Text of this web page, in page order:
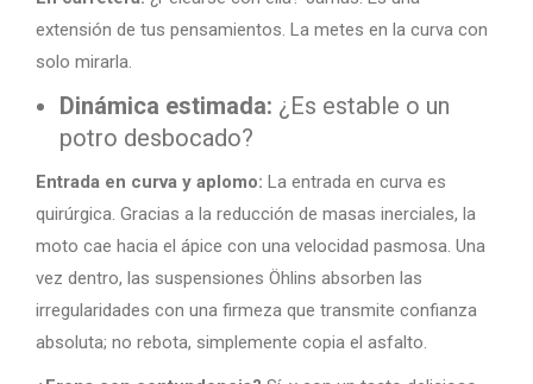
extensión de tus pensamientos. La metes en la curva con
solo mirarla.
Dinámica estimada: ¿Es estable o un
potro desbocado?
Entrada en curva y aplomo: La entrada en curva es
quirúrgica. Gracias a la reducción de masas inerciales, la
moto cae hacia el ápice con una velocidad pasmosa. Una
vez dentro, las suspensiones Öhlins absorben las
irregularidades con una firmeza que transmite confianza
absoluta; no rebota, simplemente copia el asfalto.